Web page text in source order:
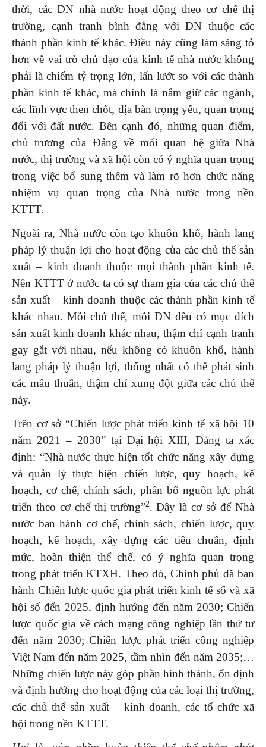
thời, các DN nhà nước hoạt động theo cơ chế thị
trường, cạnh tranh bình đẳng với DN thuộc các
thành phần kinh tế khác. Điều này cũng làm sáng tỏ
hơn về vai trò chủ đạo của kinh tế nhà nước không
phải là chiếm tỷ trọng lớn, lấn lướt so với các thành
phần kinh tế khác, mà chính là nắm giữ các ngành,
các lĩnh vực then chốt, địa bàn trọng yếu, quan trọng
đối với đất nước. Bên cạnh đó, những quan điểm,
chủ trương của Đảng về mối quan hệ giữa Nhà
nước, thị trường và xã hội còn có ý nghĩa quan trọng
trong việc bổ sung thêm và làm rõ hơn chức năng
nhiệm vụ quan trọng của Nhà nước trong nền
KTTT.
Ngoài ra, Nhà nước còn tạo khuôn khổ, hành lang
pháp lý thuận lợi cho hoạt động của các chủ thể sản
xuất – kinh doanh thuộc mọi thành phần kinh tế.
Nền KTTT ở nước ta có sự tham gia của các chủ thể
sản xuất – kinh doanh thuộc các thành phần kinh tế
khác nhau. Mỗi chủ thể, mỗi DN đều có mục đích
sản xuất kinh doanh khác nhau, thậm chí cạnh tranh
gay gắt với nhau, nếu không có khuôn khổ, hành
lang pháp lý thuận lợi, thống nhất có thể phát sinh
các mâu thuẫn, thậm chí xung đột giữa các chủ thể
này.
Trên cơ sở “Chiến lược phát triển kinh tế xã hội 10
năm 2021 – 2030” tại Đại hội XIII, Đảng ta xác
định: “Nhà nước thực hiện tốt chức năng xây dựng
và quản lý thực hiện chiến lược, quy hoạch, kế
hoạch, cơ chế, chính sách, phân bổ nguồn lực phát
triển theo cơ chế thị trường”2. Đây là cơ sở để Nhà
nước ban hành cơ chế, chính sách, chiến lược, quy
hoạch, kế hoạch, xây dựng các tiêu chuẩn, định
mức, hoàn thiện thể chế, có ý nghĩa quan trọng
trong phát triển KTXH. Theo đó, Chính phủ đã ban
hành Chiến lược quốc gia phát triển kinh tế số và xã
hội số đến 2025, định hướng đến năm 2030; Chiến
lược quốc gia về cách mạng công nghiệp lần thứ tư
đến năm 2030; Chiến lược phát triển công nghiệp
Việt Nam đến năm 2025, tầm nhìn đến năm 2035;…
Những chiến lược này góp phần hình thành, ổn định
và định hướng cho hoạt động của các loại thị trường,
các chủ thể sản xuất – kinh doanh, các tổ chức xã
hội trong nền KTTT.